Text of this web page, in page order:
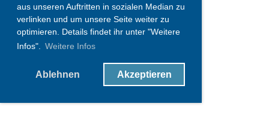
aus unseren Auftritten in sozialen Median zu
verlinken und um unsere Seite weiter zu
optimieren. Details findet ihr unter "Weitere
Infos". Weitere Infos
Ablehnen Akzeptieren